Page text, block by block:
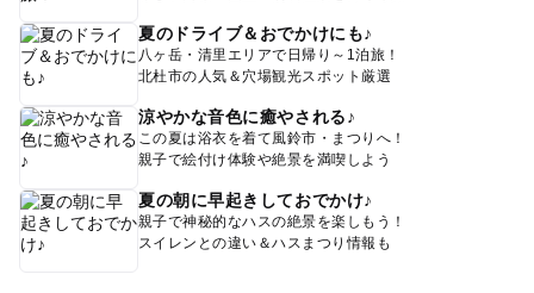
夏のドライブ＆おでかけにも♪
八ヶ岳・清里エリアで日帰り～1泊旅！
北杜市の人気＆穴場観光スポット厳選
涼やかな音色に癒やされる♪
この夏は浴衣を着て風鈴市・まつりへ！
親子で絵付け体験や絶景を満喫しよう
夏の朝に早起きしておでかけ♪
親子で神秘的なハスの絶景を楽しもう！
スイレンとの違い＆ハスまつり情報も